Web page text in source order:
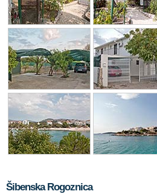
Šibenska Rogoznica